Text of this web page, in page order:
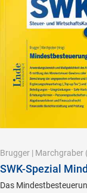
Brugger | Marchgraber
SWK-Spezial
Das